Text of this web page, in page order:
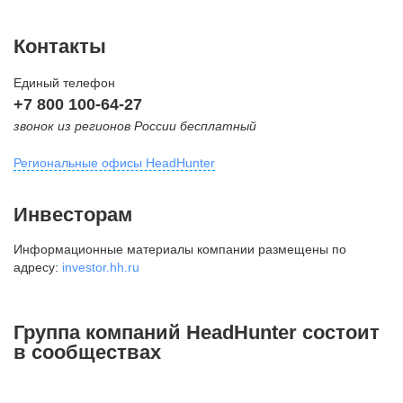
Контакты
Единый телефон
+7 800 100-64-27
звонок из регионов России бесплатный
Региональные офисы HeadHunter
внутригородская территория
Муниципальный округ Тверской,
2-я Брестская ул., д. 48,
+7 495 980-64-27
Инвесторам
Информационные материалы компании размещены по
адресу: investor.hh.ru
Группа компаний HeadHunter состоит
в сообществах